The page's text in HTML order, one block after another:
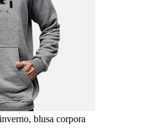
blusa corpora